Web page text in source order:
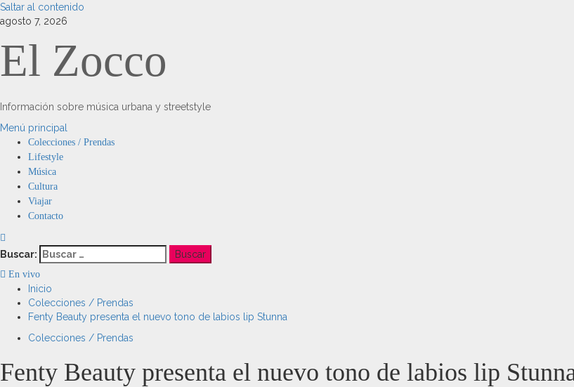
Saltar al contenido
agosto 7, 2026
El Zocco
Información sobre música urbana y streetstyle
Menú principal
Colecciones / Prendas
Lifestyle
Música
Cultura
Viajar
Contacto
Buscar:
En vivo
Inicio
Colecciones / Prendas
Fenty Beauty presenta el nuevo tono de labios lip Stunna
Colecciones / Prendas
Fenty Beauty presenta el nuevo tono de labios lip